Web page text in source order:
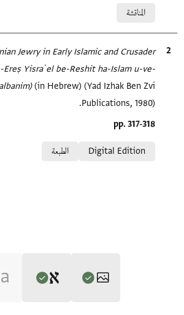
المناقشة
الاقتباس المرجعي
Jewry in Early Islamic and Crusader
Ereṣ Yisraʾel be-Reshit ha-Islam u-ve-
(in Hebrew) (Yad Izhak Ben Zvi
Publications, 1980).
Location in source
pp. 317-318
Digital Edition
الطبعة